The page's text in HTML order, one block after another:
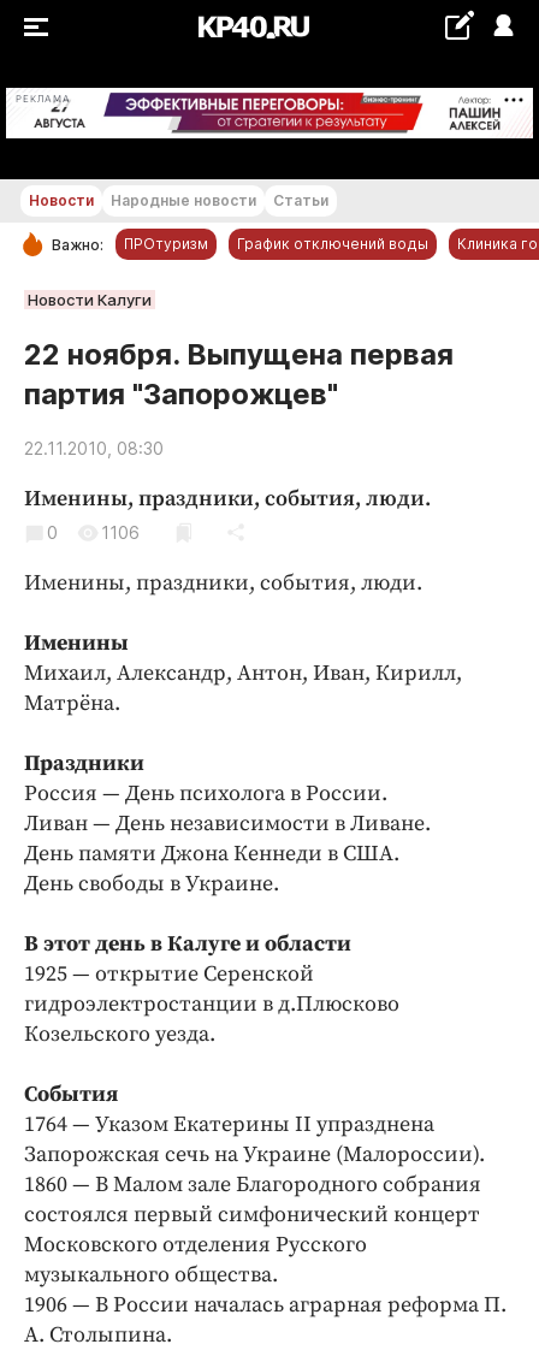
РЕКЛАМА +25...+26 °С
РУБРИКИ
Обнинск
Новости компаний
Статьи
Народные новости
Благоустройство
Культура
Образование
Общество
Праздники
Происшествия
Спорт
Экономика и бизнес
Блоги
Издания
Медиаперсона
Интересное чтиво
Клиника года
Бренд года
Работодатель года
Новости Народные новости Статьи
Важно: ПРОтуризм График отключений воды Клиника
Новости Калуги
22 ноября. Выпущена первая
партия "Запорожцев"
22.11.2010, 08:30
Именины, праздники, события, люди.
0 1106
Именины, праздники, события, люди.
Именины
Михаил, Александр, Антон, Иван, Кирилл,
Матрёна.
Праздники
Россия — День психолога в России.
Ливан — День независимости в Ливане.
День памяти Джона Кеннеди в США.
День свободы в Украине.
В этот день в Калуге и области
1925 — открытие Серенской
гидроэлектростанции в д.Плюсково
Козельского уезда.
События
1764 — Указом Екатерины II упразднена
Запорожская сечь на Украине (Малороссии).
1860 — В Малом зале Благородного собрания
состоялся первый симфонический концерт
Московского отделения Русского
музыкального общества.
1906 — В России началась аграрная реформа П.
А. Столыпина.